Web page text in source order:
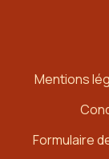
Mentions
Formulaire